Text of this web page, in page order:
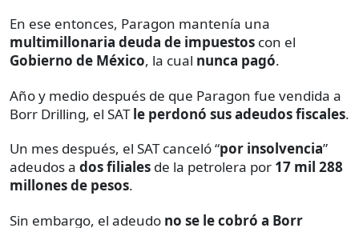
En ese entonces, Paragon mantenía una
multimillonaria deuda de impuestos con el
Gobierno de México, la cual nunca pagó.
Año y medio después de que Paragon fue vendida a
Borr Drilling, el SATle perdonó sus adeudos fiscales.
Un mes después, el SAT canceló “por insolvencia”
adeudos a dos filiales de la petrolera por 17 mil 288
millones de pesos.
Sin embargo, el adeudo no se le cobró a Borr